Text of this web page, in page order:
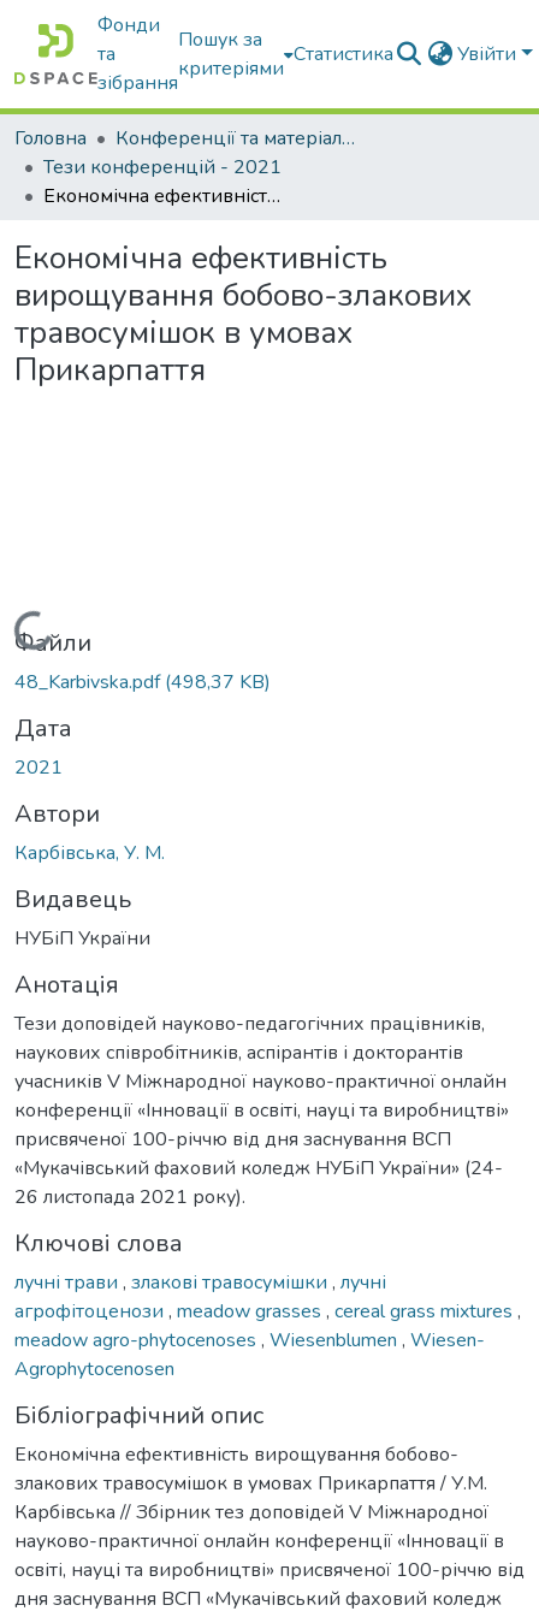
Фонди
та
зібрання
Пошук за
критеріями
Статистика Увійти
Головна
Конференції та матеріали конференцій
Тези конференцій - 2021
Економічна ефективність вирощування бобово-злакових травосумішок в умовах Прикарпаття
Економічна ефективність
вирощування бобово-злакових
травосумішок в умовах
Прикарпаття
Вантажиться...
Файли
48_Karbivska.pdf(498,37 KB)
Дата
2021
Автори
Карбівська, У. М.
Видавець
НУБіП України
Анотація
Тези доповідей науково-педагогічних працівників,
наукових співробітників, аспірантів і докторантів
учасників V Міжнародної науково-практичної онлайн
конференції «Інновації в освіті, науці та виробництві»
присвяченої 100-річчю від дня заснування ВСП
«Мукачівський фаховий коледж НУБіП України» (24-
26 листопада 2021 року).
Ключові слова
лучні трави , злакові травосумішки , лучні
агрофітоценози , meadow grasses , cereal grass mixtures ,
meadow agro-phytocenoses , Wiesenblumen , Wiesen-
Agrophytocenosen
Бібліографічний опис
Економічна ефективність вирощування бобово-
злакових травосумішок в умовах Прикарпаття / У.М.
Карбівська // Збірник тез доповідей V Міжнародної
науково-практичної онлайн конференції «Інновації в
освіті, науці та виробництві» присвяченої 100-річчю від
дня заснування ВСП «Мукачівський фаховий коледж